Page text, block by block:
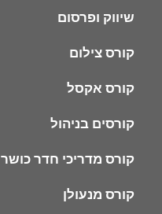
שיווק ופרסום
קורס צילום
קורס אקסל
קורסים בניהול
קורס מדריכי חדר כושר
קורס מנעולן